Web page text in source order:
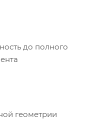
до полного
геометрии